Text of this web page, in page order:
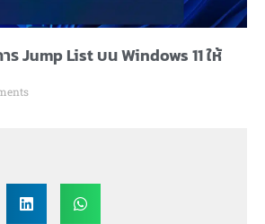
ร Jump List บน Windows 11 ให้